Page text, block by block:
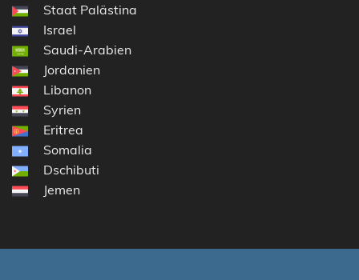
Staat Palästina
Israel
Saudi-Arabien
Jordanien
Libanon
Syrien
Eritrea
Somalia
Dschibuti
Jemen